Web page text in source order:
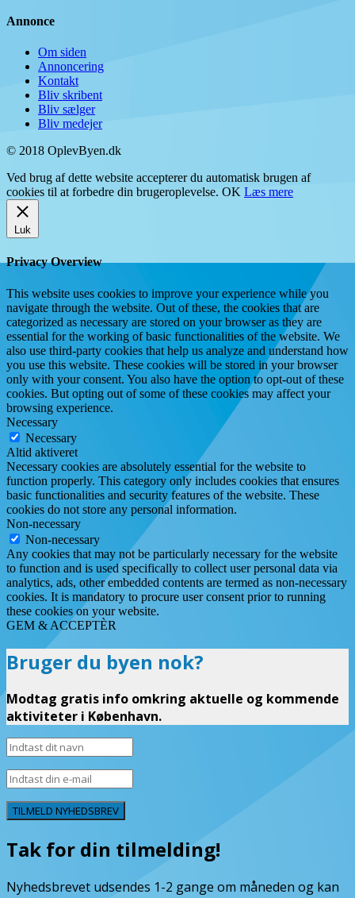
Annonce
Om siden
Annoncering
Kontakt
Bliv skribent
Bliv sælger
Bliv medejer
© 2018 OplevByen.dk
Ved brug af dette website accepterer du automatisk brugen af
cookies til at forbedre din brugeroplevelse. OK Læs mere
Luk
Privacy Overview
This website uses cookies to improve your experience while you
navigate through the website. Out of these, the cookies that are
categorized as necessary are stored on your browser as they are
essential for the working of basic functionalities of the website. We
also use third-party cookies that help us analyze and understand how
you use this website. These cookies will be stored in your browser
only with your consent. You also have the option to opt-out of these
cookies. But opting out of some of these cookies may affect your
browsing experience.
Necessary
Necessary
Altid aktiveret
Necessary cookies are absolutely essential for the website to
function properly. This category only includes cookies that ensures
basic functionalities and security features of the website. These
cookies do not store any personal information.
Non-necessary
Non-necessary
Any cookies that may not be particularly necessary for the website
to function and is used specifically to collect user personal data via
analytics, ads, other embedded contents are termed as non-necessary
cookies. It is mandatory to procure user consent prior to running
these cookies on your website.
GEM & ACCEPTÈR
Bruger du byen nok?
Modtag gratis info omkring aktuelle og kommende
aktiviteter i København.
TILMELD NYHEDSBREV
Tak for din tilmelding!
Nyhedsbrevet udsendes 1-2 gange om måneden og kan